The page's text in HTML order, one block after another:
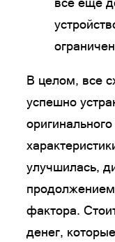
В целом, все
успешно
улучшилась,
фактора.
денег,